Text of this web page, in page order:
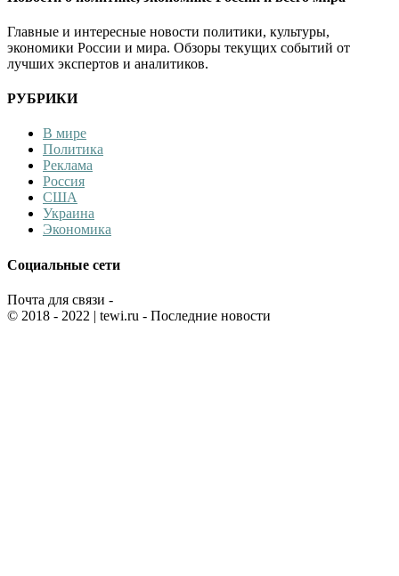
Главные и интересные новости политики, культуры,
экономики России и мира. Обзоры текущих событий от
лучших экспертов и аналитиков.
РУБРИКИ
В мире
Политика
Реклама
Россия
США
Украина
Экономика
Социальные сети
Почта для связи -
© 2018 - 2022 | tewi.ru - Последние новости